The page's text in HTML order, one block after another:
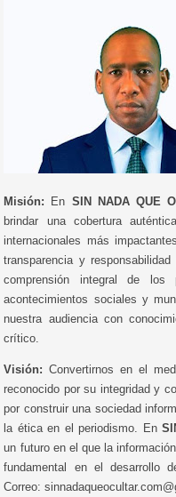
Misión: En SIN NADA QUE
brindar una cobertura
internacionales más
transparencia y
comprensión integral de los
acontecimientos sociales y
nuestra audiencia con
crítico.
Visión: Convertirnos en el
reconocido por su integridad y
por construir una sociedad
la ética en el periodismo. En
un futuro en el que la
fundamental en el desarrollo
Correo: